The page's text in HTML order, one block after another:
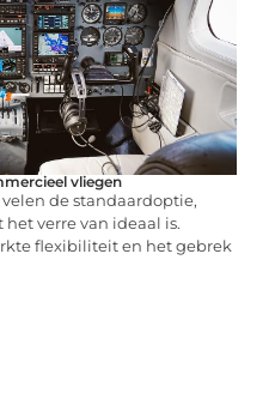
vliegen
de standaardoptie,
verre van ideaal is.
flexibiliteit en het gebrek